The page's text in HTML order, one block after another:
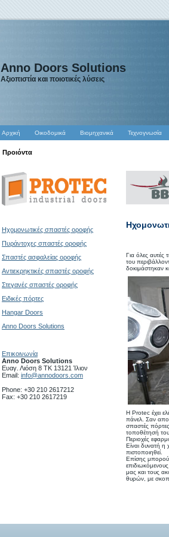
Anno Doors Solutions
Αξιοπιστία και ποιοτικές λύσεις
Αρχική Οικοδομικά Βιομηχανικά Τεχνογνωσία
Προιόντα
Ηχομονωτικές σπαστές οροφής
Πυράντοχες σπαστές οροφής
Σπαστές ασφαλείας οροφής
Αντιεκρηκτικές σπαστές οροφής
Στεγανές σπαστές οροφής
Ειδικές πόρτες
Hangar Doors
Anno Doors Solutions
Επικοινωνία
Anno Doors Solutions
Ευαγ. Λιόση 8 ΤΚ 13121 Ίλιον
Email: info@annodoors.com
Phone: +30 210 2617212
Fax: +30 210 2617219
Για όλες αυτές
του
δοκιμάστηκαν
Η Protec έχει
πάνελ. Σαν
σπαστές
τοποθέτησή
Περιοχές
Είναι δυνατή η
πιστοποιηθεί.
Επίσης
μας και τους
θυρών, με